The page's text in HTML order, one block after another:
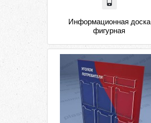
Информационная доска
фигурная